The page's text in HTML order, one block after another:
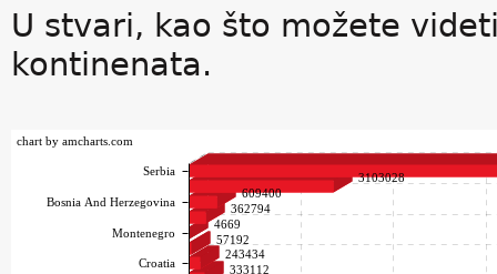
U stvari, kao što možete
kontinenata.